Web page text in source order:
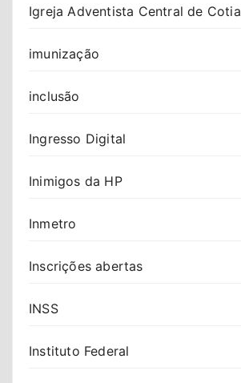
Igreja Adventista Central de Cotia
imunização
inclusão
Ingresso Digital
Inimigos da HP
Inmetro
Inscrições abertas
INSS
Instituto Federal